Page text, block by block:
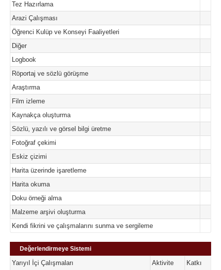
Tez Hazırlama
Arazi Çalışması
Öğrenci Kulüp ve Konseyi Faaliyetleri
Diğer
Logbook
Röportaj ve sözlü görüşme
Araştırma
Film izleme
Kaynakça oluşturma
Sözlü, yazılı ve görsel bilgi üretme
Fotoğraf çekimi
Eskiz çizimi
Harita üzerinde işaretleme
Harita okuma
Doku örneği alma
Malzeme arşivi oluşturma
Kendi fikrini ve çalışmalarını sunma ve sergileme
Değerlendirmeye Sistemi
Yarıyıl İçi Çalışmaları
Aktivite
Katkı